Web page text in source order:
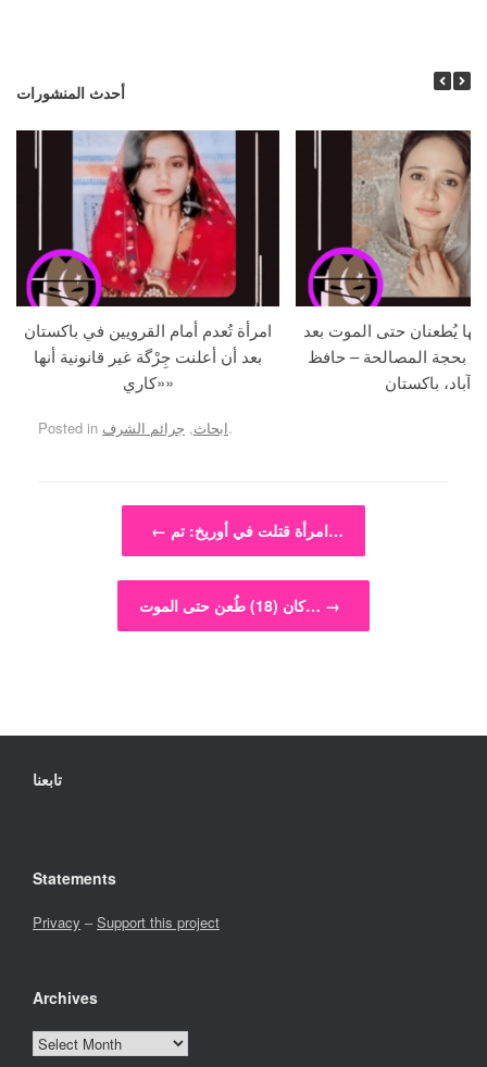
أحدث المنشورات
امرأة تُعدم أمام القرويين في باكستان
بعد أن أعلنت جِرْگة غير قانونية أنها
«كاري»
يُطعنان حتى الموت بعد
بحجة المصالحة – حافظ
آباد، باكستان
Posted in ابحاث, جرائم الشرف .
Post navigation
← امرأة قتلت في أوريخ: تم…
كان (18) طُعن حتى الموت… →
تابعنا
Statements
Privacy –Support this project
Archives
Archives